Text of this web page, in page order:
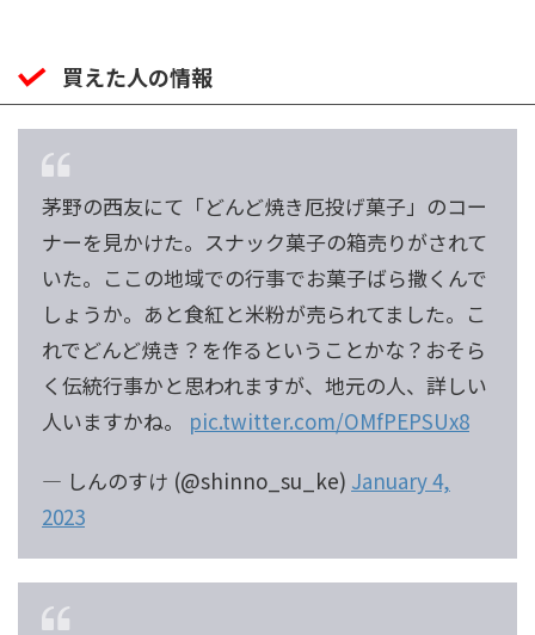
買えた人の情報
茅野の西友にて「どんど焼き厄投げ菓子」のコー
ナーを見かけた。スナック菓子の箱売りがされて
いた。ここの地域での行事でお菓子ばら撒くんで
しょうか。あと食紅と米粉が売られてました。こ
れでどんど焼き？を作るということかな？おそら
く伝統行事かと思われますが、地元の人、詳しい
人いますかね。 pic.twitter.com/OMfPEPSUx8
— しんのすけ (@shinno_su_ke) January 4,
2023